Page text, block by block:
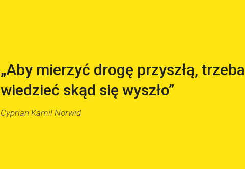
„Aby mierzyć drogę przyszłą, trzeba
wiedzieć skąd się wyszło”
Cyprian Kamil Norwid